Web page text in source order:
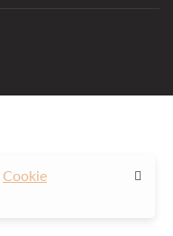
Cookie